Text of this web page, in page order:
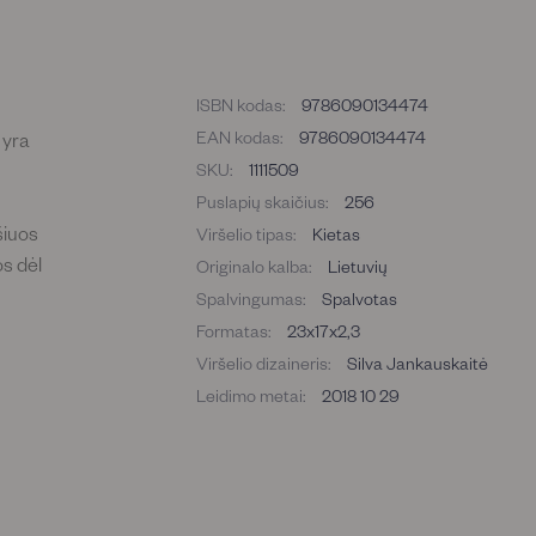
dėl
ISBN kodas:
9786090134474
EAN kodas:
9786090134474
SKU:
1111509
Puslapių skaičius:
256
Viršelio tipas:
Kietas
Originalo kalba:
Lietuvių
Spalvingumas:
Spalvotas
Formatas:
23x17x2,3
Viršelio dizaineris:
Silva Jankauskaitė
Leidimo metai:
2018 10 29